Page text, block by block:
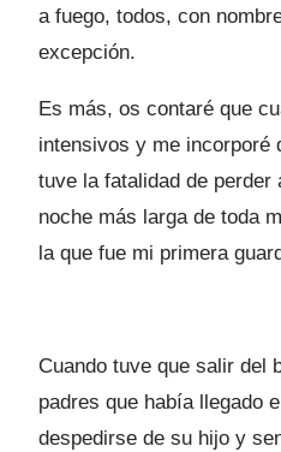
a fuego, todos, con
excepción.
Es más, os contaré que
intensivos y me incorporé
tuve la fatalidad de perder
noche más larga de toda
la que fue mi primera
Cuando tuve que salir del
padres que había llegado
despedirse de su hijo y